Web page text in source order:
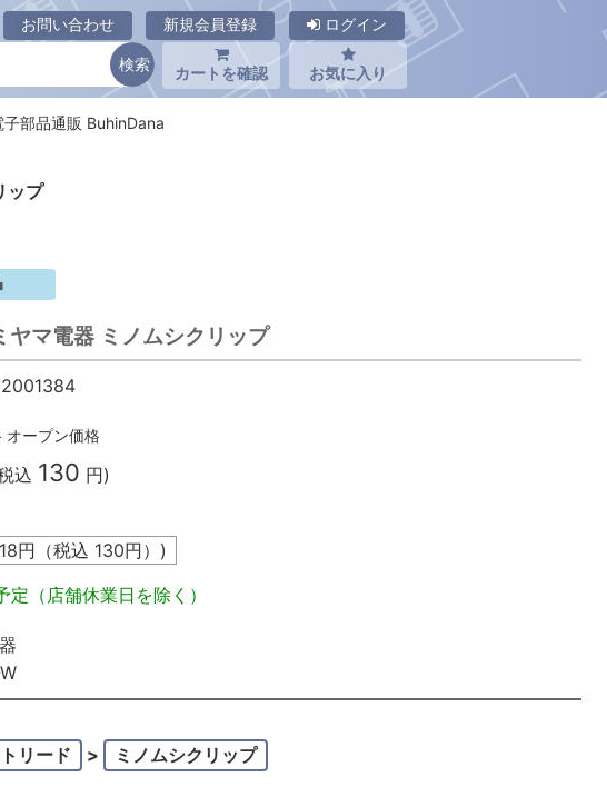
お問い合わせ 新規会員登録 ログイン
カートを確認 お気に入り
ップ
部品通販 BuhinDana
ヤマ電器 ミノムシクリップ
オープン価格
込 130 円)
円（税込 130円）)
（店舗休業日を除く）
リード
> ミノムシクリップ